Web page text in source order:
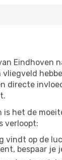
Eindhoven
directe
het de
verloopt:
vindt op de
bespaar je